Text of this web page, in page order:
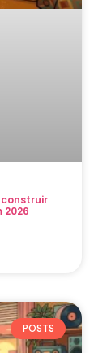
POSTS